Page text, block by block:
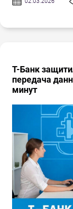
Т-Банк
передача
минут